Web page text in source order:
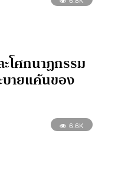
โศกนาฏกรรม
ายแค้นของ
6.6K